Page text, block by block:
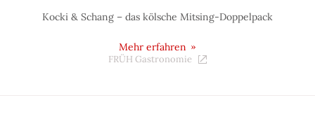
Kocki & Schang – das kölsche Mitsing-Doppelpack
Mehr erfahren
FRÜH Gastronomie